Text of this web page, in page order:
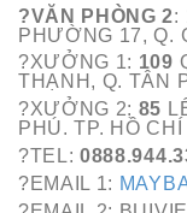
?VĂN PHÒNG 2:
PHƯỜNG 17, Q.
?XƯỞNG 1: 109
THẠNH, Q. TÂN
?XƯỞNG 2: 85
PHÚ. TP. HỒ CHÍ
?TEL:
?EMAIL 1: